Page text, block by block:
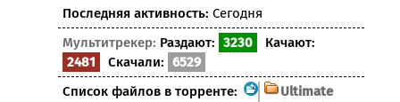
Последняя активность: Сегодня
Мультитрекер: Раздают: 3230
Качают:
2481
Скачали: 6529
Список файлов в торренте:
Ultimate